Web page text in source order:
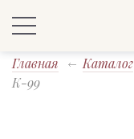
Главная Каталог
K-99